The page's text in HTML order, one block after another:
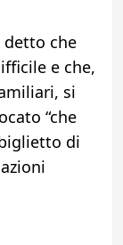
detto che
e che,
si
“che
di